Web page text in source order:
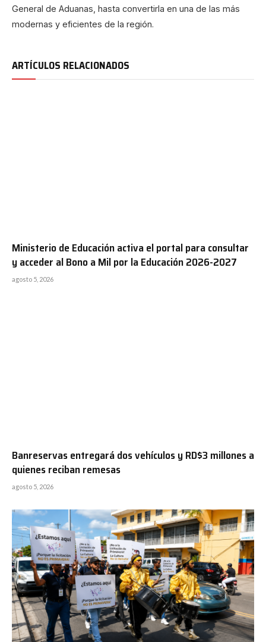
General de Aduanas, hasta convertirla en una de las más
modernas y eficientes de la región.
ARTÍCULOS RELACIONADOS
Ministerio de Educación activa el portal para consultar
y acceder al Bono a Mil por la Educación 2026-2027
agosto 5, 2026
Banreservas entregará dos vehículos y RD$3 millones a
quienes reciban remesas
agosto 5, 2026